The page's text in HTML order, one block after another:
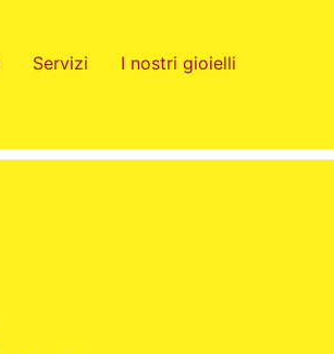
Servizi I nostri gioielli